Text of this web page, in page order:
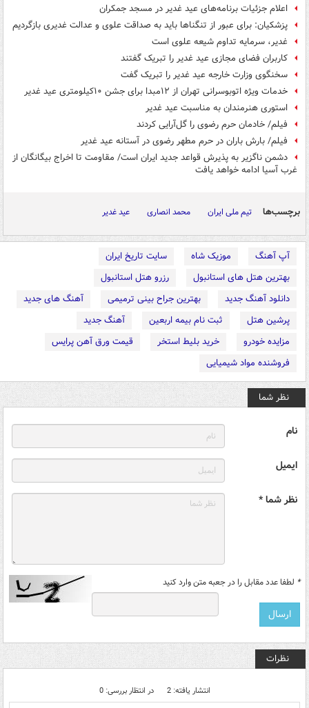
اعلام جزئیات برنامه‌های عید غدیر در مسجد جمکران
پزشکیان: برای عبور از تنگناها باید به صداقت علوی و عدالت غدیری بازگردیم
غدیر، سرمایه تداوم شیعه علوی است
کاربران فضای مجازی عید غدیر را تبریک گفتند
سخنگوی وزارت خارجه عید غدیر را تبریک گفت
خدمات ویژه اتوبوسرانی تهران از ۱۲مبدا برای جشن ۱۰کیلومتری عید غدیر
استوری هنرمندان به‌ مناسبت عید غدیر
فیلم/ خادمان حرم رضوی را گل‌آرایی کردند
فیلم/ بارش باران در حرم مطهر رضوی در آستانه عید غدیر
دشمن ناگزیر به پذیرش قواعد جدید ایران است/ مقاومت تا اخراج بیگانگان از
غرب آسیا ادامه خواهد یافت
برچسب‌ها تیم ملی ایران محمد انصاری عید غدیر
آپ آهنگ موزیک شاه
سایت تاریخ ایران
بهترین هتل های استانبول
رزرو هتل استانبول
دانلود آهنگ جدید
بهترین جراح بینی ترمیمی
آهنگ های جدید
پرشین هتل
ثبت نام بیمه اربعین
آهنگ جدید
مزایده خودرو
خرید بلیط استخر
قیمت ورق آهن پرایس
فروشنده مواد شیمیایی
نظر شما
نام
ایمیل
نظر شما *
* لطفا عدد مقابل را در جعبه متن وارد کنید
نظرات
انتشار یافته: 2 در انتظار بررسی: 0